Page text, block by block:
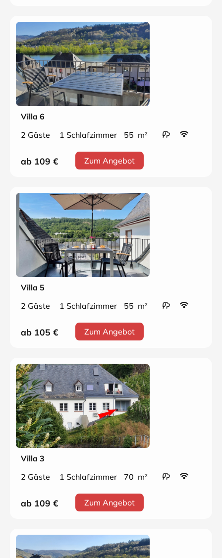
Villa 6
2 Gäste
1 Schlafzimmer 55 m²
ab 109 € Zum Angebot
Villa 5
2 Gäste
1 Schlafzimmer 55 m²
ab 105 € Zum Angebot
Villa 3
2 Gäste
1 Schlafzimmer 70 m²
ab 109 € Zum Angebot